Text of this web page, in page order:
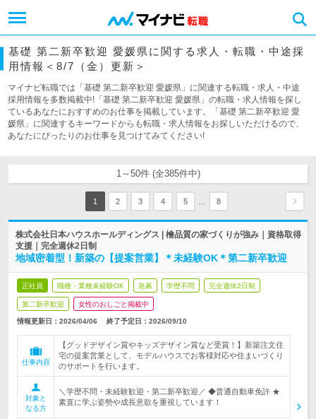
基礎 第二新卒歓迎 愛媛県に関する求人・転職・中途採
用情報＜8/7（金）更新＞
マイナビ転職では「基礎 第二新卒歓迎 愛媛県」に関連する転職・求人・中途
採用情報を多数掲載中!「基礎 第二新卒歓迎 愛媛県」の転職・求人情報を探し
ているあなたにおすすめのお仕事を掲載しています。「基礎 第二新卒歓迎 愛
媛県」に関連するキーワードからも転職・求人情報をお探しいただけるので、
あなたにぴったりのお仕事を見つけてみてください!
1～50件 (全385件中)
1 2 3 4 5 8
株式会社日本ハウスホールディングス | 檜品質の家づくりが強み｜資格取得
支援｜完全週休2日制
地域密着型！新築の【提案営業】＊未経験OK＊第二新卒歓迎
正社員 職種・業種未経験OK 急募 学歴不問 完全週休2日制
第二新卒歓迎 女性のおしごと掲載中
情報更新日：2026/04/06 終了予定日： 2026/09/10
仕事内容
【グッドデザイン賞やキッズデザイン賞など受賞！】新築注文住
宅の提案営業として、モデルハウスでお客様対応や住まいづくり
のサポートを行います。
対象と
なる方
＼学歴不問・未経験歓迎・第二新卒歓迎／ ◆普通自動車免許 ★
素直に学ぶ姿勢や成長意欲を重視しています！